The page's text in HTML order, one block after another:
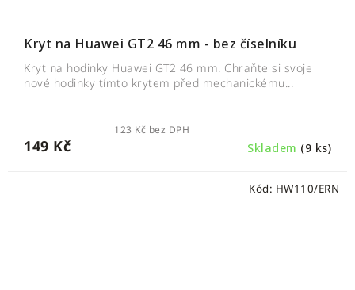
Kryt na Huawei GT2 46 mm - bez číselníku
Skladem (9 ks)
123 Kč bez DPH
149 Kč
Kryt na hodinky Huawei GT2 46 mm. Chraňte si svoje
nové hodinky tímto krytem před mechanickému...
Kód: HW110/ERN